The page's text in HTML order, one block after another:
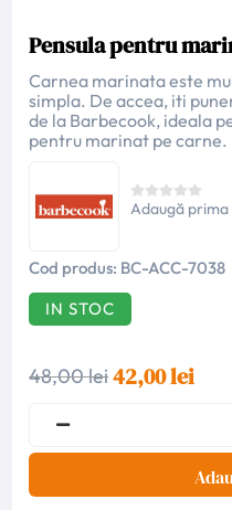
Pensula pentru
Carnea marinata este
simpla. De accea, iti
de la Barbecook, ideala
pentru marinat pe carne.
Adaugă prima
Cod produs: BC-ACC-7038
IN STOC
48,00 lei42,00 lei